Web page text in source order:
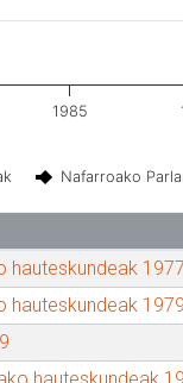
Nafarroako
1985
hauteskundeak 1977
hauteskundeak 1979
hauteskundeak